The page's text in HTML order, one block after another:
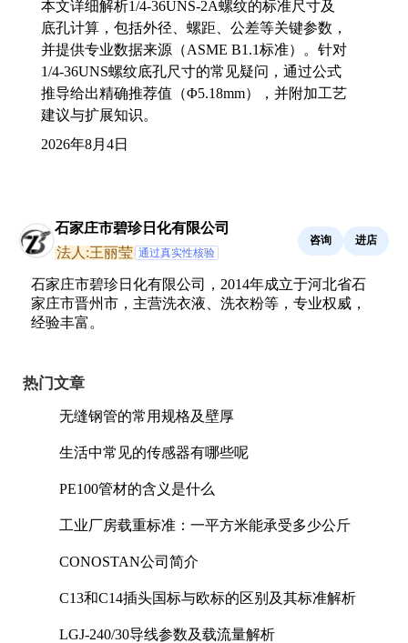
本文详细解析1/4-36UNS-2A螺纹的标准尺寸及
底孔计算，包括外径、螺距、公差等关键参数，
并提供专业数据来源（ASME B1.1标准）。针对
1/4-36UNS螺纹底孔尺寸的常见疑问，通过公式
推导给出精确推荐值（Φ5.18mm），并附加工艺
建议与扩展知识。
2026年8月4日
石家庄市碧珍日化有限公司
法人:王丽莹 通过真实性核验
咨询 进店
石家庄市碧珍日化有限公司，2014年成立于河北省石
家庄市晋州市，主营洗衣液、洗衣粉等，专业权威，
经验丰富。
热门文章
无缝钢管的常用规格及壁厚
生活中常见的传感器有哪些呢
PE100管材的含义是什么
工业厂房载重标准：一平方米能承受多少公斤
CONOSTAN公司简介
C13和C14插头国标与欧标的区别及其标准解析
LGJ-240/30导线参数及载流量解析